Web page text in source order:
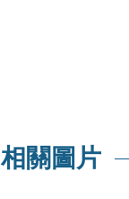
相關圖片